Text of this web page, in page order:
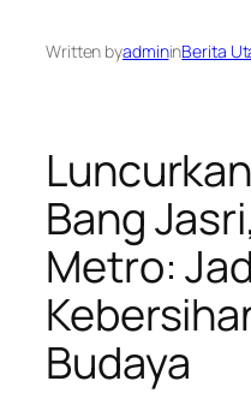
Written byadmininBerita
Bang
Metro:
Budaya